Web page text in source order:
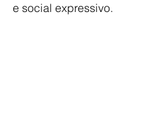
e social expressivo.